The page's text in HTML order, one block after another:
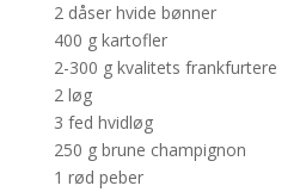
2 dåser hvide bønner
400 g kartofler
2-300 g kvalitets frankfurtere
2 løg
3 fed hvidløg
250 g brune champignon
1 rød peber